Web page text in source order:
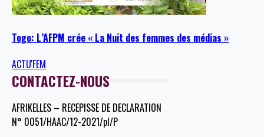
Togo: L’AFPM crée « La Nuit des femmes des médias »
ACTU'FEM
CONTACTEZ-NOUS
AFRIKELLES – RECEPISSE DE DECLARATION
N° 0051/HAAC/12-2021/pl/P